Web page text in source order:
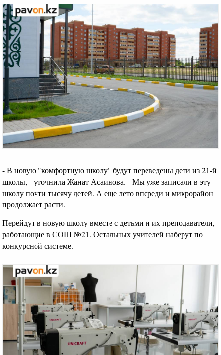
- В новую "комфортную школу" будут переведены дети из 21-й
школы, - уточнила Жанат Асаинова. - Мы уже записали в эту
школу почти тысячу детей. А еще лето впереди и микрорайон
продолжает расти.
Перейдут в новую школу вместе с детьми и их преподаватели,
работающие в СОШ №21. Остальных учителей наберут по
конкурсной системе.